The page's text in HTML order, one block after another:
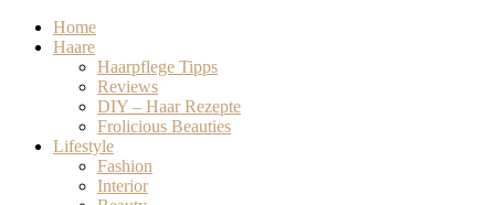
Home
Haare
Haarpflege Tipps
Reviews
DIY – Haar Rezepte
Frolicious Beauties
Lifestyle
Fashion
Interior